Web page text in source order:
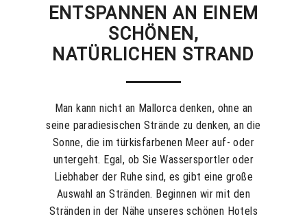
ENTSPANNEN AN EINEM
SCHÖNEN,
NATÜRLICHEN STRAND
Man kann nicht an Mallorca denken, ohne an
seine paradiesischen Strände zu denken, an die
Sonne, die im türkisfarbenen Meer auf- oder
untergeht. Egal, ob Sie Wassersportler oder
Liebhaber der Ruhe sind, es gibt eine große
Auswahl an Stränden. Beginnen wir mit den
Stränden in der Nähe unseres schönen Hotels